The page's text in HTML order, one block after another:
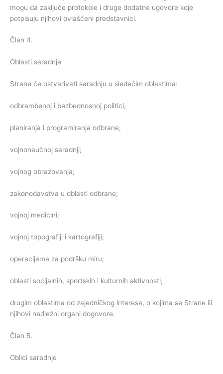
mogu da zaključe protokole i druge dodatne ugovore koje
potpisuju njihovi ovlašćeni predstavnici.
Član 4.
Oblasti saradnje
Strane će ostvarivati saradnju u sledećim oblastima:
odbrambenoj i bezbednosnoj politici;
planiranja i programiranja odbrane;
vojnonaučnoj saradnji;
vojnog obrazovanja;
zakonodavstva u oblasti odbrane;
vojnoj medicini;
vojnoj topografiji i kartografiji;
operacijama za podršku miru;
oblasti socijalnih, sportskih i kulturnih aktivnosti;
drugim oblastima od zajedničkog interesa, o kojima se Strane ili
njihovi nadležni organi dogovore.
Član 5.
Oblici saradnje